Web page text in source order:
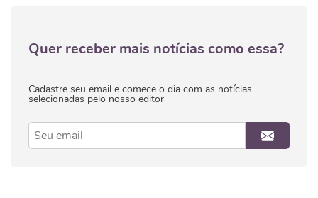
Quer receber mais notícias como essa?
Cadastre seu email e comece o dia com as notícias
selecionadas pelo nosso editor